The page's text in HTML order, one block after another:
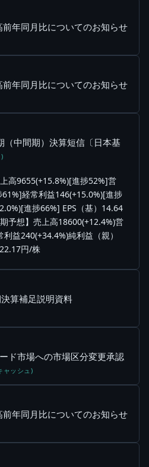
年同月比についてのお知らせ
年同月比についてのお知らせ
中間期）決算短信〔日本基
高9655(+15.8%)[進捗52%]営
経常利益146(+15.0%)[進捗
進捗66%] EPS（基）14.64
予想】売上高18600(+12.4%)営
益240(+34.4%)純利益（親）
円/株
算補足説明資料
ド市場への市場区分変更承認
ャッシュ)
年同月比についてのお知らせ